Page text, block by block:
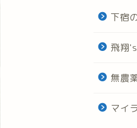
下宿
飛翔
無農
マイ